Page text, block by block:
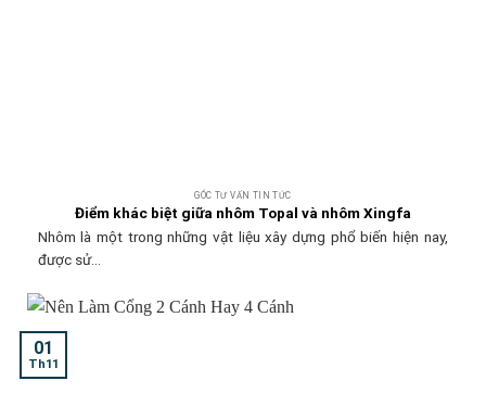
GÓC TƯ VẤN TIN TỨC
Điểm khác biệt giữa nhôm Topal và nhôm Xingfa
Nhôm là một trong những vật liệu xây dựng phổ biến hiện nay,
được sử...
01
Th11